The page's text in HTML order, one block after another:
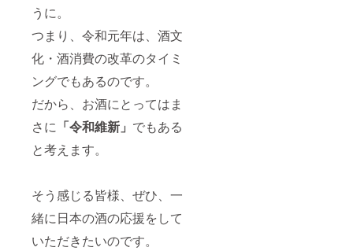
うに。
つまり、令和元年は、酒文
化・酒消費の改革のタイミ
ングでもあるのです。
だから、お酒にとってはま
さに 「令和維新」 でもある
と考えます。
そう感じる皆様、ぜひ、一
緒に日本の酒の応援をして
いただきたいのです。